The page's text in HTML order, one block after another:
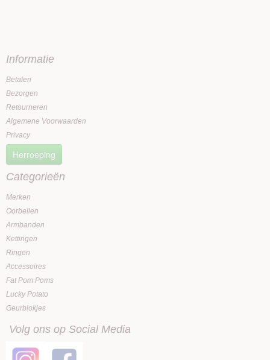
Informatie
Betalen
Bezorgen
Retourneren
Algemene Voorwaarden
Privacy
Herroeping
Categorieën
Merken
Oorbellen
Armbanden
Kettingen
Ringen
Accessoires
Fat Pom Poms
Lucky Potato
Geurblokjes
Volg ons op Social Media